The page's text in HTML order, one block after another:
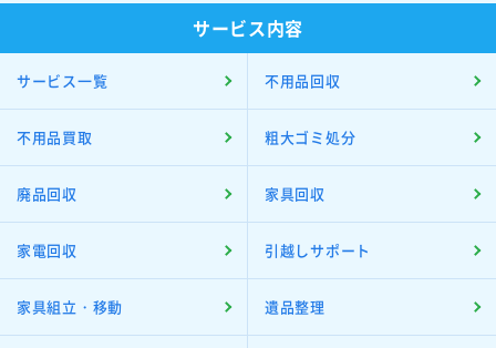
サービス内容
サービス一覧 不用品回収
不用品買取 粗大ゴミ処分
廃品回収 家具回収
家電回収 引越しサポート
家具組立・移動 遺品整理